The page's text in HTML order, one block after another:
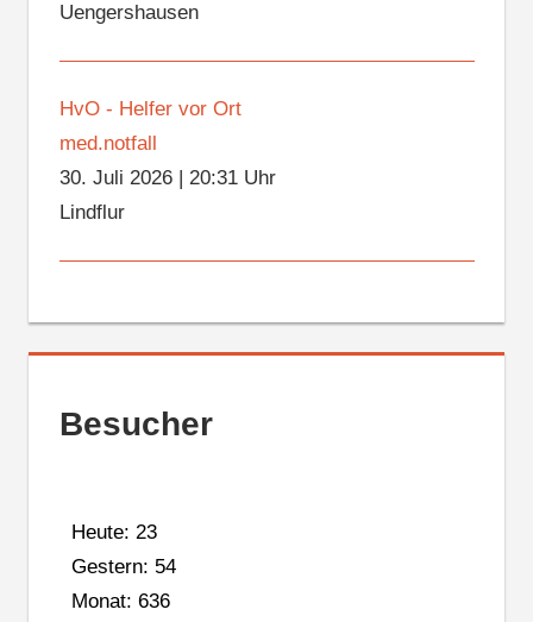
Uengershausen
HvO - Helfer vor Ort
med.notfall
30. Juli 2026| 20:31 Uhr
Lindflur
Besucher
Heute: 23
Gestern: 54
Monat: 636